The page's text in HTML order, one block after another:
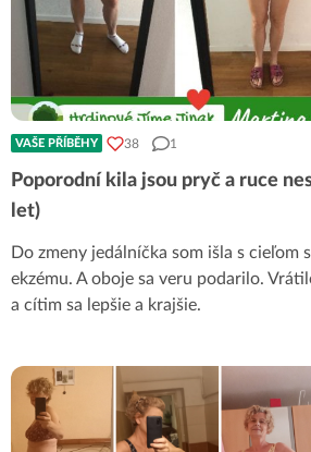
VAŠE PŘÍBĚHY 38 1
Poporodní kila jsou pryč a ruce
let)
Do zmeny jedálníčka som išla s cieľom
ekzému. A oboje sa veru podarilo.
a cítim sa lepšie a krajšie.